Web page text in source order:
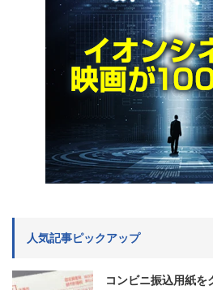
人気記事ピックアップ
コンビニ振込用紙を